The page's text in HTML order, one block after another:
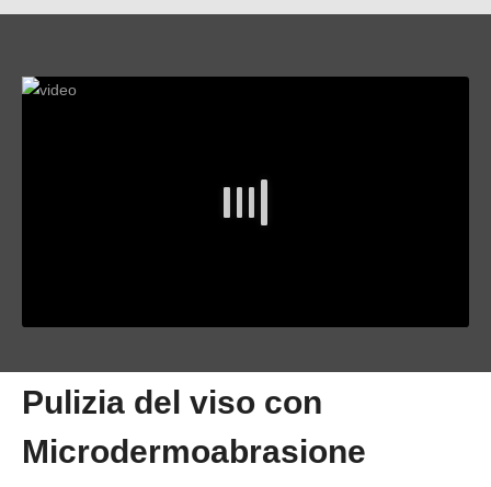
Pulizia del viso con
Microdermoabrasione